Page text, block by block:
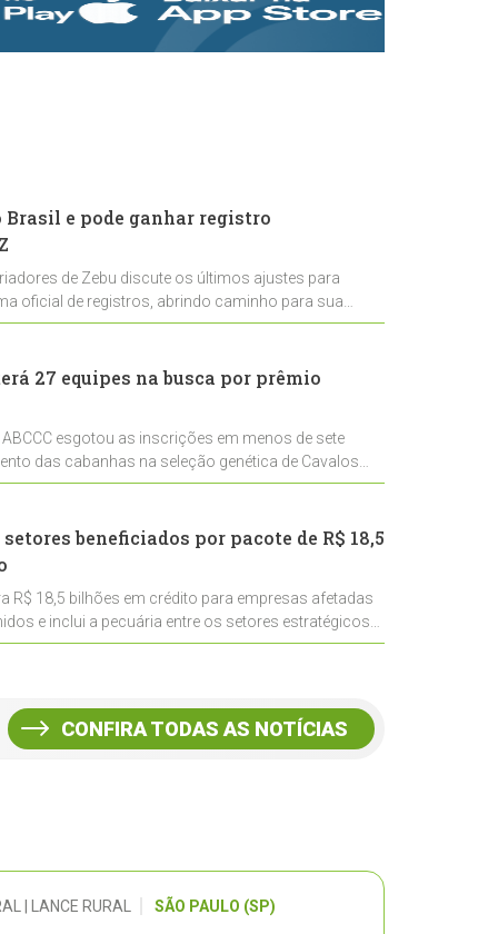
rastreabilidade e
rigor técnico para
Brasil e pode ganhar registro
de Zebu discute os últimos ajustes para
oficial de registros, abrindo caminho para sua
27 equipes na busca por prêmio
esgotou as inscrições em menos de sete
das cabanhas na seleção genética de Cavalos
beneficiados por pacote de R$ 18,5
R$ 18,5 bilhões em crédito para empresas afetadas
e inclui a pecuária entre os setores estratégicos
CONFIRA TODAS AS NOTÍCIAS
| LANCE RURAL SÃO PAULO (SP)